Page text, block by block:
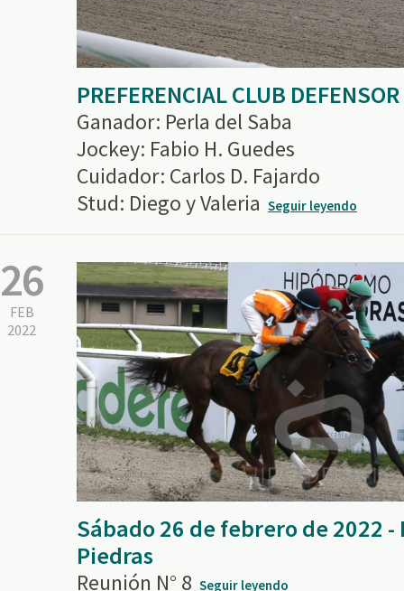
PREFERENCIAL CLUB
Ganador: Perla del Saba
Jockey: Fabio H. Guedes
Cuidador: Carlos D. Fajardo
Stud: Diego y Valeria Seguir leyendo
26
FEB
2022
Sábado 26 de febrero de 2022
Piedras
Reunión N° 8 Seguir leyendo